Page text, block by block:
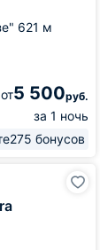
621 м
от5 500руб.
за 1 ночь
275 бонусов